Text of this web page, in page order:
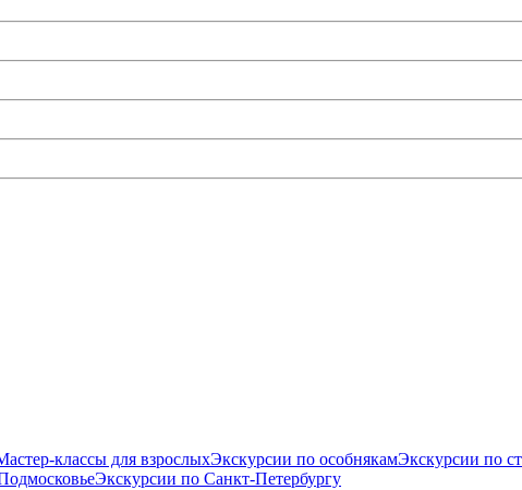
классы для взрослыхЭкскурсии по особнякамЭкскурсии по
Экскурсии по Санкт-Петербургу